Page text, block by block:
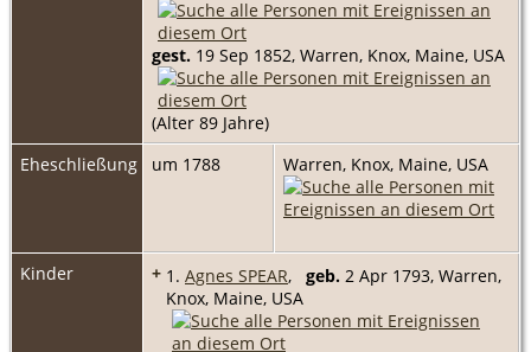
gest. 19 Sep 1852, Warren, Knox, Maine, USA
(Alter 89 Jahre)
Eheschließung
um 1788 Warren, Knox, Maine, USA
Kinder + 1. Agnes SPEAR, geb. 2 Apr 1793, Warren,
Knox, Maine, USA